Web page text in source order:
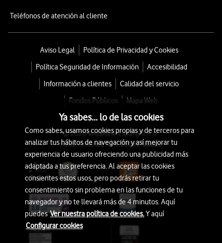
Teléfonos de atención al cliente
Aviso Legal
Política de Privacidad y Cookies
Política Seguridad de Información
Accesibilidad
Información a clientes
Calidad del servicio
Fondos Públicos
Mapa Web
© 2026 Vodafone España S.A.U.
Avda. América 115, 28042 Madrid
Ya sabes... lo de las cookies
Como sabes, usamos cookies propias y de terceros para
analizar tus hábitos de navegación y así mejorar tu
experiencia de usuario ofreciendo una publicidad más
adaptada a tus preferencia. Al aceptar las cookies
consientes estos usos, pero podrás retirar tu
consentimiento sin problema en las funciones de tu
navegador y no te llevará más de 4 minutos. Aquí
puedesVer nuestra política de cookies.Y aquí
Configurar cookies